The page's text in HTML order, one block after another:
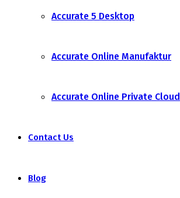
Accurate 5 Desktop
Accurate Online Manufaktur
Accurate Online Private Cloud
Contact Us
Blog